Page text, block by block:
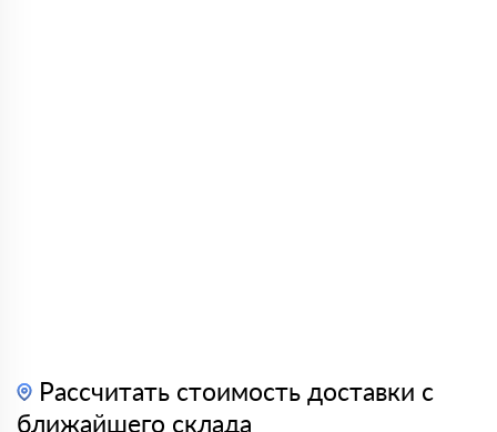
Рассчитать стоимость доставки с
ближайшего склада